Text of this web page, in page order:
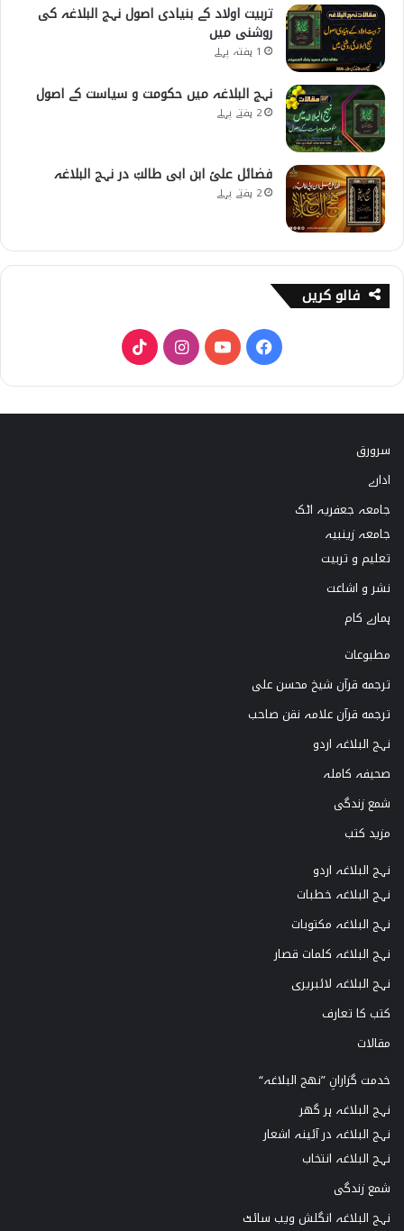
تربیت اولاد کے بنیادی اصول نہج البلاغہ کی
روشنی میں
1 ہفتہ پہلے
نہج البلاغہ میں حکومت و سیاست کے اصول
2 ہفتے پہلے
فضائل علیؑ ابن ابی طالبؑ در نہج البلاغہ
2 ہفتے پہلے
فالو کریں
F
a
c
Y
o
u
n
s
T
i
k
سرورق
ادارے
جامعہ جعفریہ اٹک
جامعہ زینبیہ
تعلیم و تربیت
نشر و اشاعت
ہمارے کام
مطبوعات
ترجمه قرآن شیخ محسن علی
ترجمه قرآن علامہ نقن صاحب
نہج البلاغہ اردو
صحیفہ کاملہ
شمع زندگی
مزید کتب
نہج البلاغہ اردو
نہج البلاغہ خطبات
نہج البلاغہ مکتوبات
نہج البلاغہ کلمات قصار
نہج البلاغہ لائبریری
کتب کا تعارف
مقالات
خدمت گزارانِ ”نھج البلاغہ“
نہج البلاغہ ہر گھر
نہج البلاغہ در آئینہ اشعار
نہج البلاغہ انتخاب
شمع زندگی
نہج البلاغہ انگلش ویب سائٹ